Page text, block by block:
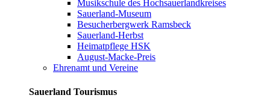
Musikschule des Hochsauerlandkreises
Sauerland-Museum
Besucherbergwerk Ramsbeck
Sauerland-Herbst
Heimatpflege HSK
August-Macke-Preis
Ehrenamt und Vereine
Sauerland Tourismus